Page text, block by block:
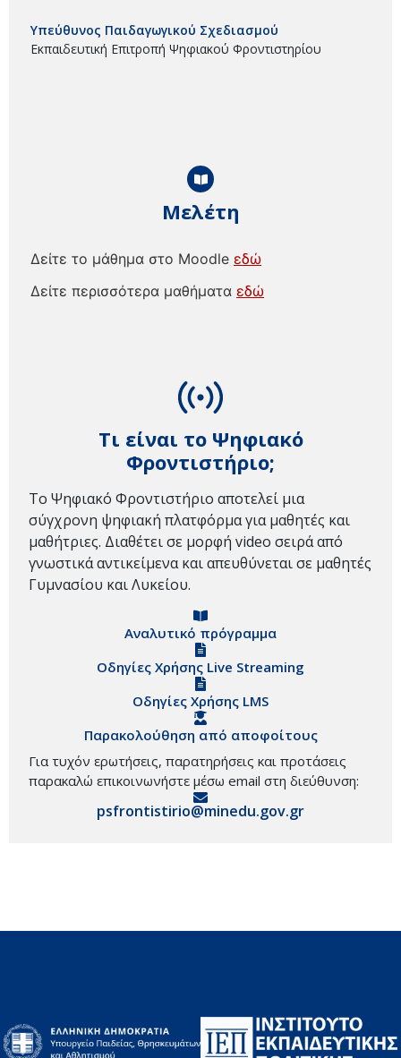
Τι είναι το Ψηφιακό
Φροντιστήριο;
Το Ψηφιακό Φροντιστήριο αποτελεί μια
σύγχρονη ψηφιακή πλατφόρμα για μαθητές και
μαθήτριες. Διαθέτει σε μορφή video σειρά από
γνωστικά αντικείμενα και απευθύνεται σε μαθητές
Γυμνασίου και Λυκείου.
Αναλυτικό πρόγραμμα
Οδηγίες Χρήσης Live Streaming
Οδηγίες Χρήσης LMS
Παρακολούθηση από αποφοίτους
Για τυχόν ερωτήσεις, παρατηρήσεις και προτάσεις
παρακαλώ επικοινωνήστε μέσω email στη διεύθυνση:
psfrontistirio@minedu.gov.gr
Μελέτη
Δείτε το μάθημα στο Moodle εδώ
Δείτε περισσότερα μαθήματα εδώ
Υπεύθυνος Παιδαγωγικού Σχεδιασμού
Εκπαιδευτική Επιτροπή Ψηφιακού Φροντιστηρίου